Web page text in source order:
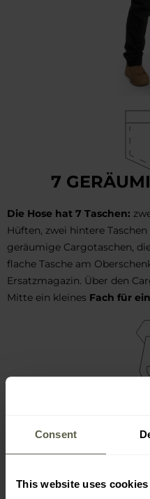
Consent
This website uses cookies
7
Die Hose hat 7 Taschen:
Hüften, zwei hintere
geräumige Cargotaschen,
flache Tasche am
Ersatzmagazin. Über den
Mitte ein kleines Fach für
YKK-